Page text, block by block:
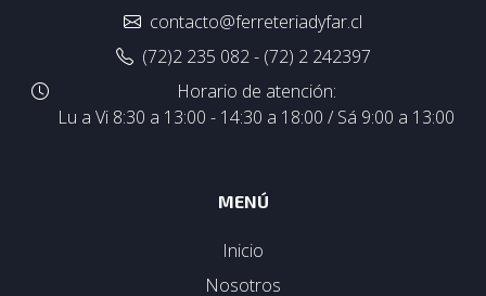
contacto@ferreteriadyfar.cl
(72)2 235 082 - (72) 2 242397
Horario de atención:
Lu a Vi 8:30 a 13:00 - 14:30 a 18:00 / Sá 9:00 a 13:00
MENÚ
Inicio
Nosotros